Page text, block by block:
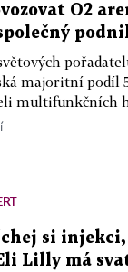
O2
majoritní podíl
multifunkčních
si injekci,
Lilly má